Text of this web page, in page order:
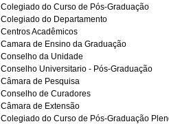
Colegiado do Curso de Pós-Graduação
Colegiado do Departamento
Centros Acadêmicos
Camara de Ensino da Graduação
Conselho da Unidade
Conselho Universitario - Pós-Graduação
Câmara de Pesquisa
Conselho de Curadores
Câmara de Extensão
Colegiado do Curso de Pós-Graduação